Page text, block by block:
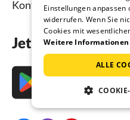
Kontakt
Jetzt die App
Einstellungen
widerrufen. Wenn Sie
Cookies mit
Weitere Informationen
ALLE